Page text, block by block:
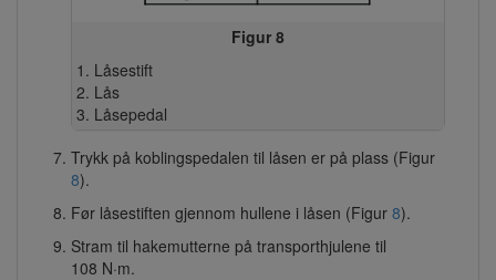
Figur 8
Låsestift
Lås
Låsepedal
Trykk på koblingspedalen til låsen er på plass (Figur
8).
Før låsestiften gjennom hullene i låsen (Figur 8).
Stram til hakemutterne på transporthjulene til
108 N·m.